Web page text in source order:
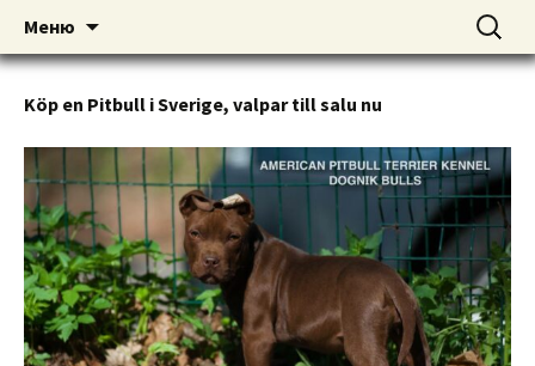
DOGNIK BULLS
American pitbull terrier kennel DOGNIK
BULLS Europe. ADBA registered. APBT
puppies for sale. Worldwide shipping
Меню
содержимому
Найти:
Köp en Pitbull i Sverige, valpar till salu nu